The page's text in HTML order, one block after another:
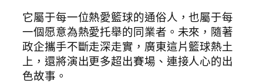
它屬于每一位熱愛籃球的通俗人，也屬于每
一個愿意為熱愛托舉的同業者。未來，隨著
政企攜手不斷走深走實，廣東這片籃球熱土
上，還將演出更多超出賽場、連接人心的出
色故事。